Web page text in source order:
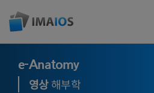
e-Anatomy
영상해부학